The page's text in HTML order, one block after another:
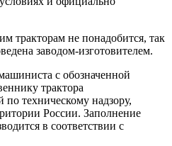
тракторам не понадобится, так
заводом-изготовителем.
с обозначенной
трактора
по техническому надзору,
России. Заполнение
в соответствии с